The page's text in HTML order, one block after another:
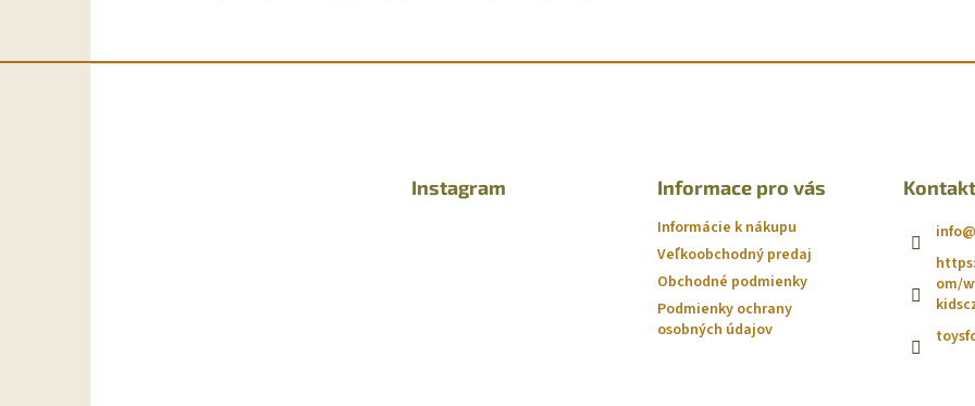
Instagram Informace pro vás
Informácie k nákupu
Veľkoobchodný predaj
Obchodné podmienky
Podmienky ochrany
osobných údajov
Kontakt
info@
om/